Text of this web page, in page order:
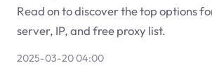
Read on to discover the top options
server, IP, and free proxy list.
2025-03-20 04:00